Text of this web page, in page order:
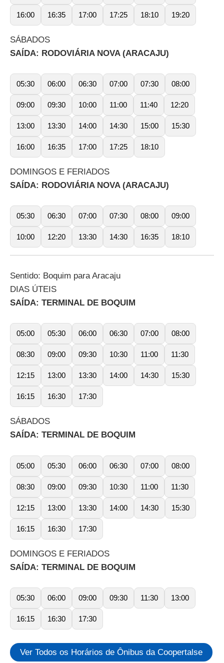
16:00 16:35 17:00 17:25 18:10 19:20
SÁBADOS
SAÍDA: RODOVIÁRIA NOVA (ARACAJU)
05:30 06:00 06:30 07:00 07:30 08:00
09:00 09:30 10:00 11:00 11:40 12:20
13:00 13:30 14:00 14:30 15:00 15:30
16:00 16:35 17:00 17:25 18:10
DOMINGOS E FERIADOS
SAÍDA: RODOVIÁRIA NOVA (ARACAJU)
05:30 06:30 07:00 07:30 08:00 09:00
10:00 12:20 13:30 14:30 16:35 18:10
Sentido: Boquim para Aracaju
DIAS ÚTEIS
SAÍDA: TERMINAL DE BOQUIM
05:00 05:30 06:00 06:30 07:00 08:00
08:30 09:00 09:30 10:30 11:00 11:30
12:15 13:00 13:30 14:00 14:30 15:30
16:15 16:30 17:30
SÁBADOS
SAÍDA: TERMINAL DE BOQUIM
05:00 05:30 06:00 06:30 07:00 08:00
08:30 09:00 09:30 10:30 11:00 11:30
12:15 13:00 13:30 14:00 14:30 15:30
16:15 16:30 17:30
DOMINGOS E FERIADOS
SAÍDA: TERMINAL DE BOQUIM
05:30 06:00 09:00 09:30 11:30 13:00
16:15 16:30 17:30
Ver Todos os Horários de Ônibus da Coopertalse